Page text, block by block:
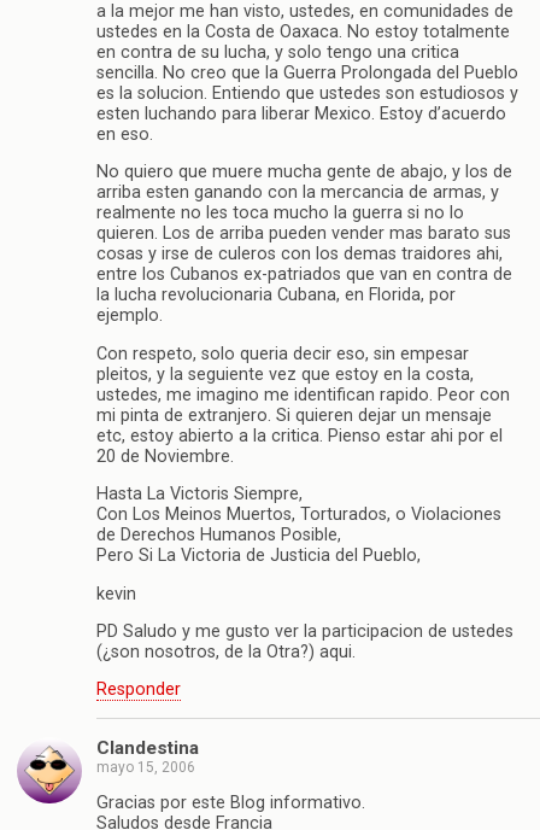
a la mejor me han visto, ustedes, en comunidades de
ustedes en la Costa de Oaxaca. No estoy totalmente
en contra de su lucha, y solo tengo una critica
sencilla. No creo que la Guerra Prolongada del Pueblo
es la solucion. Entiendo que ustedes son estudiosos y
esten luchando para liberar Mexico. Estoy d’acuerdo
en eso.
No quiero que muere mucha gente de abajo, y los de
arriba esten ganando con la mercancia de armas, y
realmente no les toca mucho la guerra si no lo
quieren. Los de arriba pueden vender mas barato sus
cosas y irse de culeros con los demas traidores ahi,
entre los Cubanos ex-patriados que van en contra de
la lucha revolucionaria Cubana, en Florida, por
ejemplo.
Con respeto, solo queria decir eso, sin empesar
pleitos, y la seguiente vez que estoy en la costa,
ustedes, me imagino me identifican rapido. Peor con
mi pinta de extranjero. Si quieren dejar un mensaje
etc, estoy abierto a la critica. Pienso estar ahi por el
20 de Noviembre.
Hasta La Victoris Siempre,
Con Los Meinos Muertos, Torturados, o Violaciones
de Derechos Humanos Posible,
Pero Si La Victoria de Justicia del Pueblo,
kevin
PD Saludo y me gusto ver la participacion de ustedes
(¿son nosotros, de la Otra?) aqui.
Responder
Clandestina
mayo 15, 2006
Gracias por este Blog informativo.
Saludos desde Francia